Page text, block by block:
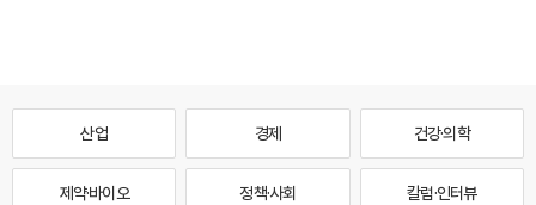
산업 경제 건강·의학
제약·바이오 정책·사회 칼럼·인터뷰